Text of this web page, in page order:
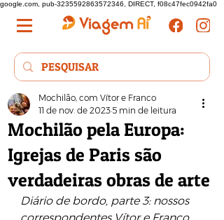
google.com, pub-3235592863572346, DIRECT, f08c47fec0942fa0
Mochilão pela Europa:
Igrejas de Paris são
verdadeiras obras de arte
Mochilão, com Vítor e Franco
11 de nov. de 2023 5 min de leitura
Diário de bordo, parte 3: nossos